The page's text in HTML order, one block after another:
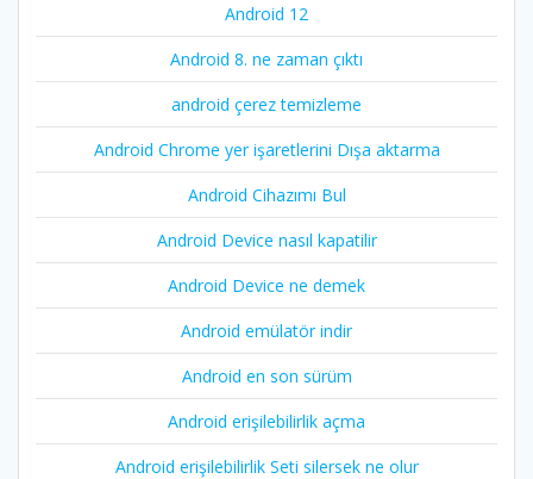
Android 12
Android 8. ne zaman çıktı
android çerez temizleme
Android Chrome yer işaretlerini Dışa aktarma
Android Cihazımı Bul
Android Device nasıl kapatilir
Android Device ne demek
Android emülatör indir
Android en son sürüm
Android erişilebilirlik açma
Android erişilebilirlik Seti silersek ne olur